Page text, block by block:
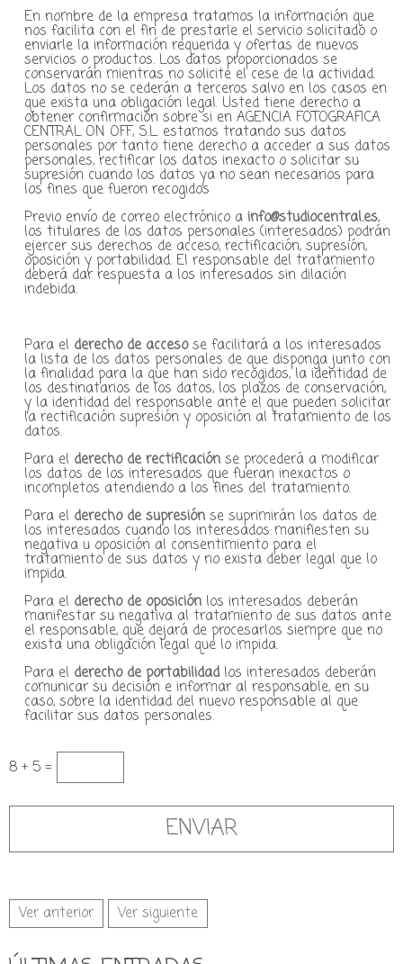
En nombre de la empresa tratamos la información que
nos facilita con el fin de prestarle el servicio solicitado o
enviarle la información requerida y ofertas de nuevos
servicios o productos. Los datos proporcionados se
conservarán mientras no solicite el cese de la actividad.
Los datos no se cederán a terceros salvo en los casos en
que exista una obligación legal. Usted tiene derecho a
obtener confirmación sobre si en AGENCIA FOTOGRAFICA
CENTRAL ON OFF, S.L. estamos tratando sus datos
personales por tanto tiene derecho a acceder a sus datos
personales, rectificar los datos inexacto o solicitar su
supresión cuando los datos ya no sean necesarios para
los fines que fueron recogidos
Previo envío de correo electrónico a info@studiocentral.es,
los titulares de los datos personales (interesados) podrán
ejercer sus derechos de acceso, rectificación, supresión,
oposición y portabilidad. El responsable del tratamiento
deberá dar respuesta a los interesados sin dilación
indebida.
Para el derecho de accesose facilitará a los interesados
la lista de los datos personales de que disponga junto con
la finalidad para la que han sido recogidos, la identidad de
los destinatarios de los datos, los plazos de conservación,
y la identidad del responsable ante el que pueden solicitar
la rectificación supresión y oposición al tratamiento de los
datos.
Para el derecho de rectificaciónse procederá a modificar
los datos de los interesados que fueran inexactos o
incompletos atendiendo a los fines del tratamiento.
Para el derecho de supresiónse suprimirán los datos de
los interesados cuando los interesados manifiesten su
negativa u oposición al consentimiento para el
tratamiento de sus datos y no exista deber legal que lo
impida.
Para el derecho de oposiciónlos interesados deberán
manifestar su negativa al tratamiento de sus datos ante
el responsable, que dejará de procesarlos siempre que no
exista una obligación legal que lo impida.
Para el derecho de portabilidadlos interesados deberán
comunicar su decisión e informar al responsable, en su
caso, sobre la identidad del nuevo responsable al que
facilitar sus datos personales.
8 + 5 =
Ver anterior Ver siguiente